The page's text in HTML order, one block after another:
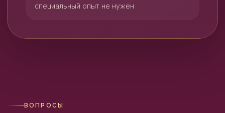
специальный опыт не нужен
ВОПРОСЫ